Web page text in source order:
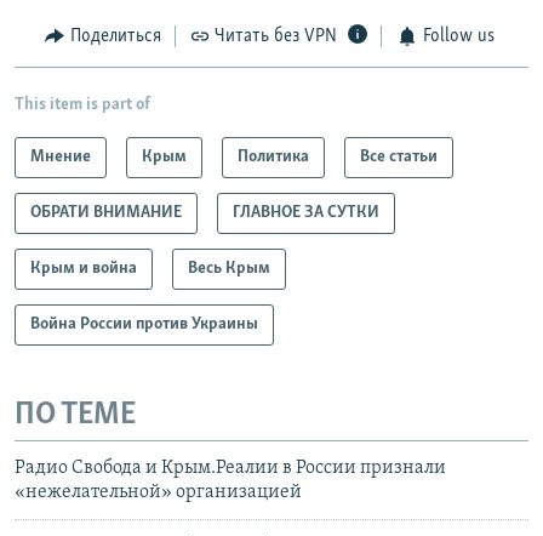
Поделиться Читать без VPN Follow us
This item is part of
Мнение Крым Политика Все статьи
ОБРАТИ ВНИМАНИЕ ГЛАВНОЕ ЗА СУТКИ
Крым и война Весь Крым
Война России против Украины
ПО ТЕМЕ
Радио Свобода и Крым.Реалии в России признали
«нежелательной» организацией